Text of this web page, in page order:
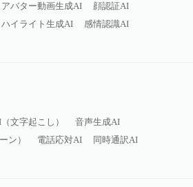
アバター動画生成AI
顔認証AI
イライト生成AI
感情認識AI
文字起こし）
音声生成AI
ン）
電話応対AI
同時通訳AI